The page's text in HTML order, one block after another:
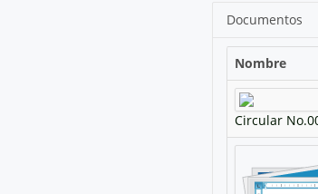
Documentos
Nombre
Circular